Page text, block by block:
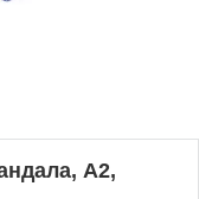
А2,